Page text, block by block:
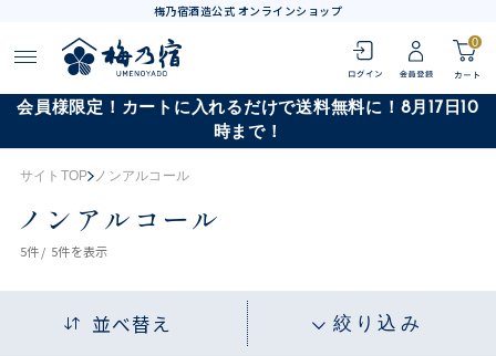
梅乃宿酒造公式 オンラインショップ
0
会員様限定！カートに入れるだけで送料無料に！8月17日10
時まで！
サイトTOP ノンアルコール
ノンアルコール
5件 / 5件を表示
並べ替え 絞り込み